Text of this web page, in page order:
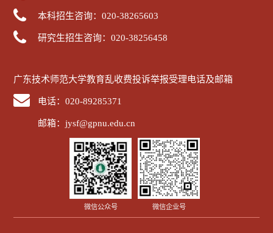
本科招生咨询：020-38265603
研究生招生咨询：020-38256458
广东技术师范大学教育乱收费投诉举报受理电话及邮箱
电话：020-89285371
邮箱：jysf@gpnu.edu.cn
微信公众号 微信企业号